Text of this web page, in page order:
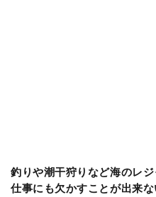
釣りや潮干狩りなど海のレ
仕事にも欠かすことが出来